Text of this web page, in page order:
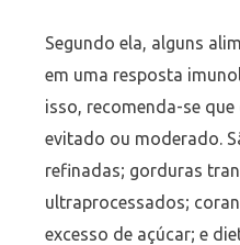
Segundo ela, alguns
em uma resposta
isso, recomenda-se
evitado ou moderado.
refinadas; gorduras
ultraprocessados;
excesso de açúcar; e